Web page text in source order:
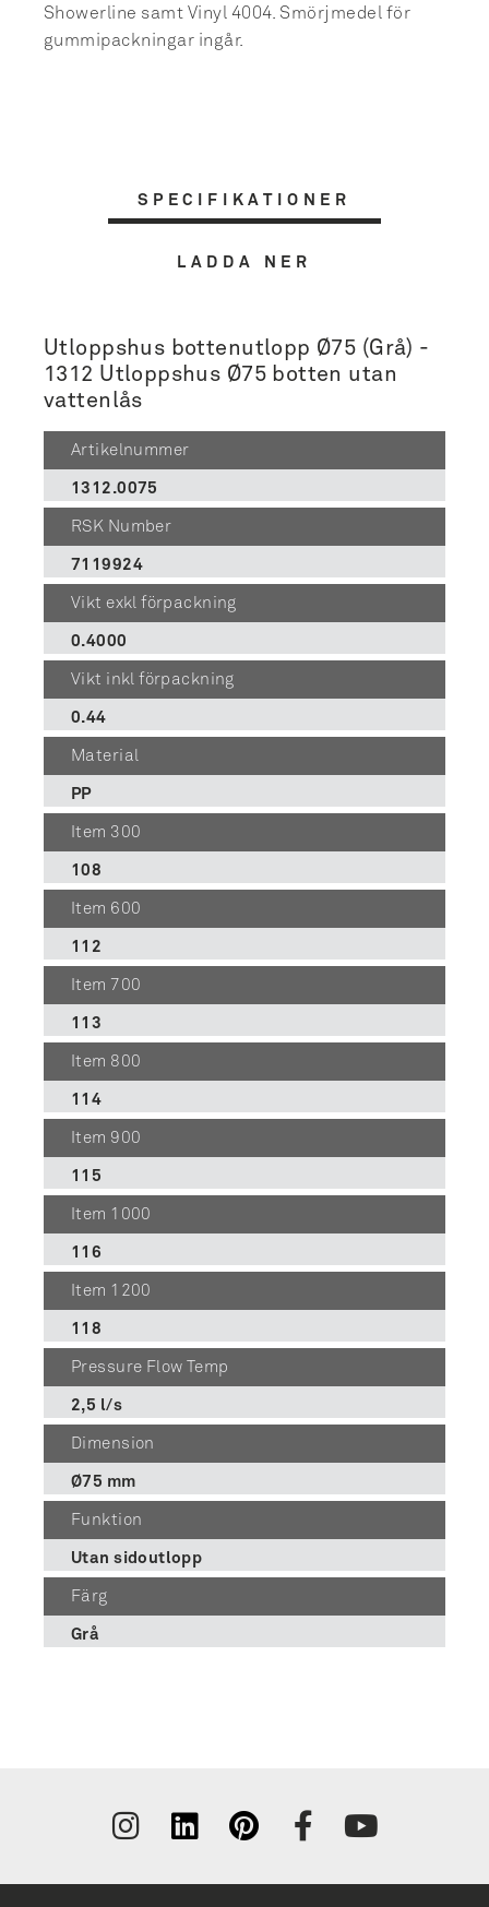
Showerline samt Vinyl 4004. Smörjmedel för
gummipackningar ingår.
SPECIFIKATIONER
LADDA NER
Utloppshus bottenutlopp Ø75 (Grå) -
1312 Utloppshus Ø75 botten utan
vattenlås
Artikelnummer
1312.0075
RSK Number
7119924
Vikt exkl förpackning
0.4000
Vikt inkl förpackning
0.44
Material
PP
Item 300
108
Item 600
112
Item 700
113
Item 800
114
Item 900
115
Item 1000
116
Item 1200
118
Pressure Flow Temp
2,5 l/s
Dimension
Ø75 mm
Funktion
Utan sidoutlopp
Färg
Grå
Tilmeld